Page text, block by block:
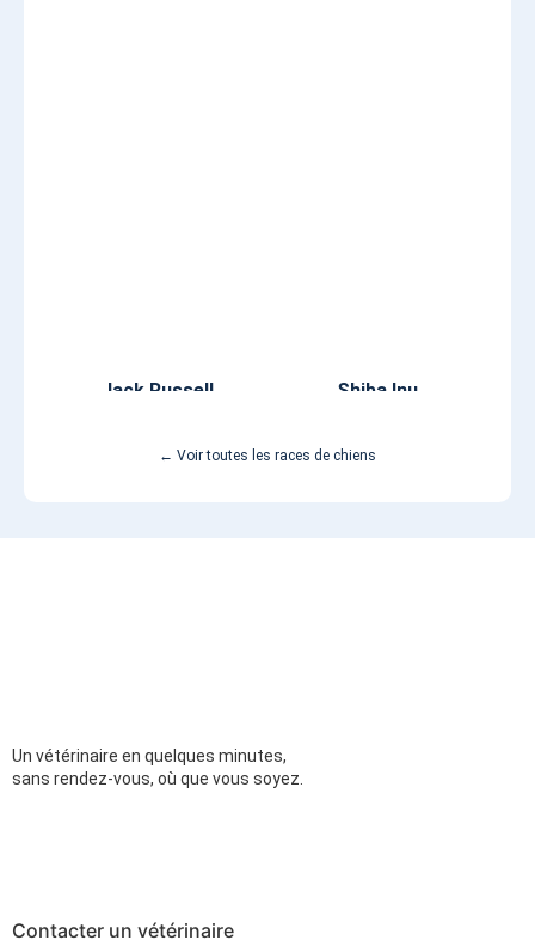
Jack Russell Shiba Inu
← Voir toutes les races de chiens
Un vétérinaire en quelques minutes,
sans rendez-vous, où que vous soyez.
Contacter un vétérinaire